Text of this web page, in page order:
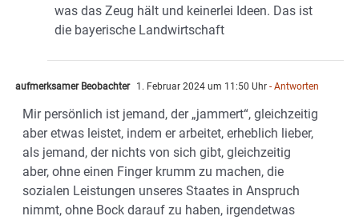
was das Zeug hält und keinerlei Ideen. Das ist
die bayerische Landwirtschaft
aufmerksamer Beobachter 1. Februar 2024 um 11:50 Uhr - Antworten
Mir persönlich ist jemand, der „jammert“, gleichzeitig
aber etwas leistet, indem er arbeitet, erheblich lieber,
als jemand, der nichts von sich gibt, gleichzeitig
aber, ohne einen Finger krumm zu machen, die
sozialen Leistungen unseres Staates in Anspruch
nimmt, ohne Bock darauf zu haben, irgendetwas